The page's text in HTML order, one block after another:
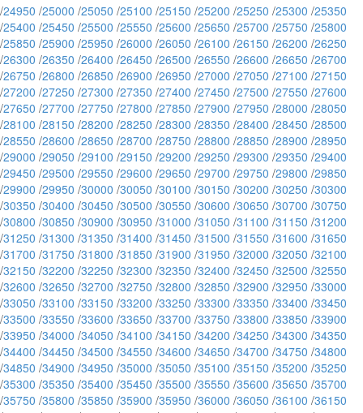
/24950 /25000 /25050 /25100 /25150 /25200 /25250 /25300 /25350
/25400 /25450 /25500 /25550 /25600 /25650 /25700 /25750 /25800
/25850 /25900 /25950 /26000 /26050 /26100 /26150 /26200 /26250
/26300 /26350 /26400 /26450 /26500 /26550 /26600 /26650 /26700
/26750 /26800 /26850 /26900 /26950 /27000 /27050 /27100 /27150
/27200 /27250 /27300 /27350 /27400 /27450 /27500 /27550 /27600
/27650 /27700 /27750 /27800 /27850 /27900 /27950 /28000 /28050
/28100 /28150 /28200 /28250 /28300 /28350 /28400 /28450 /28500
/28550 /28600 /28650 /28700 /28750 /28800 /28850 /28900 /28950
/29000 /29050 /29100 /29150 /29200 /29250 /29300 /29350 /29400
/29450 /29500 /29550 /29600 /29650 /29700 /29750 /29800 /29850
/29900 /29950 /30000 /30050 /30100 /30150 /30200 /30250 /30300
/30350 /30400 /30450 /30500 /30550 /30600 /30650 /30700 /30750
/30800 /30850 /30900 /30950 /31000 /31050 /31100 /31150 /31200
/31250 /31300 /31350 /31400 /31450 /31500 /31550 /31600 /31650
/31700 /31750 /31800 /31850 /31900 /31950 /32000 /32050 /32100
/32150 /32200 /32250 /32300 /32350 /32400 /32450 /32500 /32550
/32600 /32650 /32700 /32750 /32800 /32850 /32900 /32950 /33000
/33050 /33100 /33150 /33200 /33250 /33300 /33350 /33400 /33450
/33500 /33550 /33600 /33650 /33700 /33750 /33800 /33850 /33900
/33950 /34000 /34050 /34100 /34150 /34200 /34250 /34300 /34350
/34400 /34450 /34500 /34550 /34600 /34650 /34700 /34750 /34800
/34850 /34900 /34950 /35000 /35050 /35100 /35150 /35200 /35250
/35300 /35350 /35400 /35450 /35500 /35550 /35600 /35650 /35700
/35750 /35800 /35850 /35900 /35950 /36000 /36050 /36100 /36150